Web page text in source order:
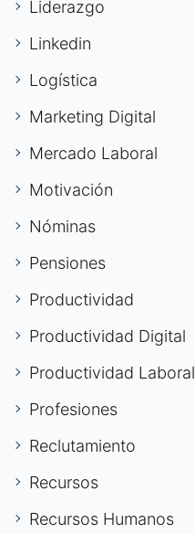
Liderazgo
Linkedin
Logística
Marketing Digital
Mercado Laboral
Motivación
Nóminas
Pensiones
Productividad
Productividad Digital
Productividad Laboral
Profesiones
Reclutamiento
Recursos
Recursos Humanos